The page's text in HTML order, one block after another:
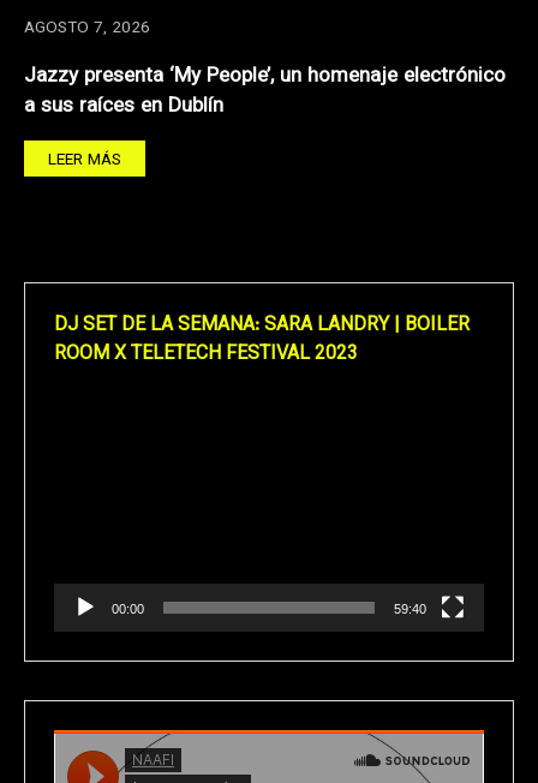
AGOSTO 7, 2026
Jazzy presenta ‘My People’, un homenaje electrónico
a sus raíces en Dublín
LEER MÁS
DJ SET DE LA SEMANA: SARA LANDRY | BOILER
ROOM X TELETECH FESTIVAL 2023
00:00 59:40